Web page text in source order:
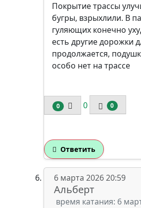
Покрытие трассы
бугры, взрыхлили. В
гуляющих конечно
есть другие дорожки
продолжается,
особо нет на трассе
0 0 0
Ответить
6 марта 2026 20:59
Альберт
время катания: 6